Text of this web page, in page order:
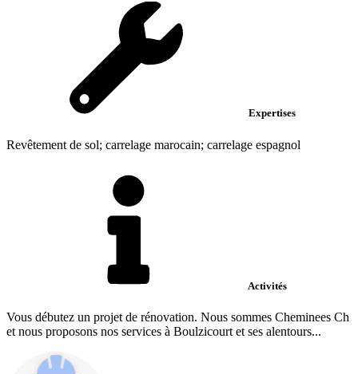
Expertises
Revêtement de sol; carrelage marocain; carrelage espagnol
Activités
Vous débutez un projet de rénovation. Nous sommes Cheminees Ch
et nous proposons nos services à Boulzicourt et ses alentours...